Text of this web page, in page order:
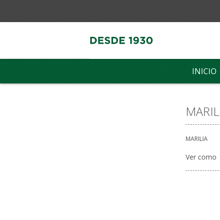
INICIO
MARILIA
Ver como